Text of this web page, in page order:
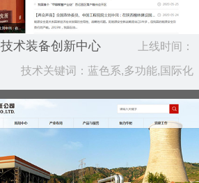
术装备创新中心 上线时间：
2020.05
技术关键词：蓝色系,多功能,国际化